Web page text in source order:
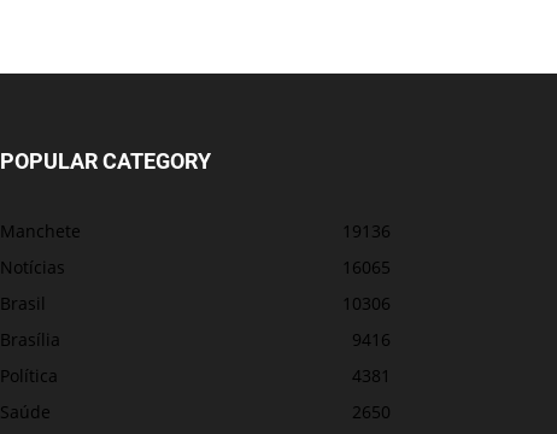
POPULAR CATEGORY
Manchete
19136
Notícias
16065
Brasil
10306
Brasília
9416
Política
4381
Saúde
2650